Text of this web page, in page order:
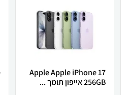
Apple Apple iPhone 17
256GB אייפון תומך ...